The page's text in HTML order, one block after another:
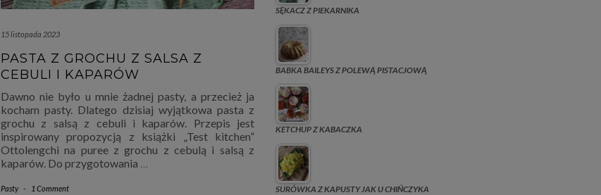
15 listopada 2023
PASTA Z GROCHU Z SALSA Z
CEBULI I KAPARÓW
Dawno nie było u mnie żadnej pasty, a przecież ja
kocham pasty. Dlatego dzisiaj wyjątkowa pasta z
grochu z salsą z cebuli i kaparów. Przepis jest
inspirowany propozycją z książki „Test kitchen”
Ottolengchi na puree z grochu z cebulą i salsą z
kaparów. Do przygotowania …
Pasty - 1 Comment
SĘKACZ Z PIEKARNIKA
BABKA BAILEYS Z POLEWĄ PISTACJOWĄ
KETCHUP Z KABACZKA
SURÓWKA Z KAPUSTY JAK U CHIŃCZYKA